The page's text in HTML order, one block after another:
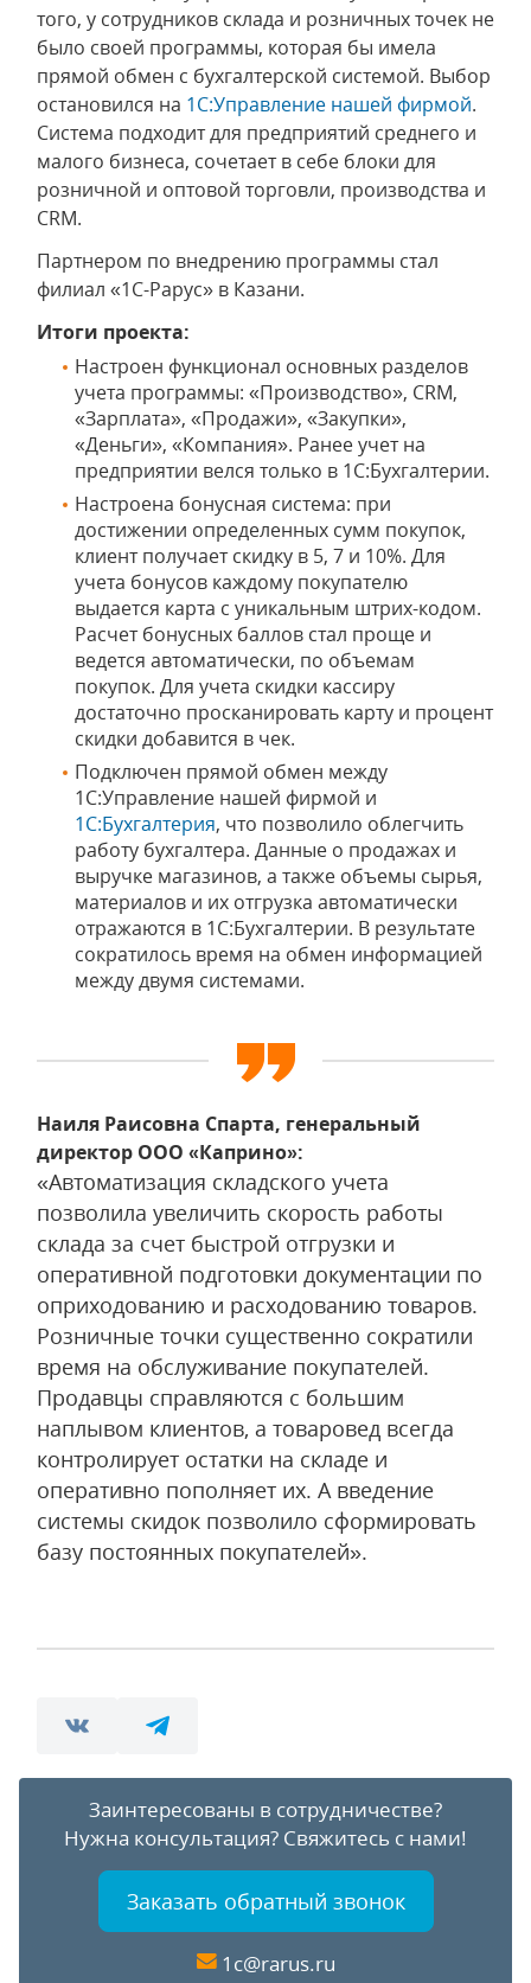
того, у сотрудников склада и розничных точек не
было своей программы, которая бы имела
прямой обмен с бухгалтерской системой. Выбор
остановился на 1С:Управление нашей фирмой.
Система подходит для предприятий среднего и
малого бизнеса, сочетает в себе блоки для
розничной и оптовой торговли, производства и
CRM.
Партнером по внедрению программы стал
филиал «1С-Рарус» в Казани.
Итоги проекта:
Настроен функционал основных разделов
учета программы: «Производство», CRM,
«Зарплата», «Продажи», «Закупки»,
«Деньги», «Компания». Ранее учет на
предприятии велся только в 1С:Бухгалтерии.
Настроена бонусная система: при
достижении определенных сумм покупок,
клиент получает скидку в 5, 7 и 10%. Для
учета бонусов каждому покупателю
выдается карта с уникальным штрих-кодом.
Расчет бонусных баллов стал проще и
ведется автоматически, по объемам
покупок. Для учета скидки кассиру
достаточно просканировать карту и процент
скидки добавится в чек.
Подключен прямой обмен между
1С:Управление нашей фирмой и
1С:Бухгалтерия, что позволило облегчить
работу бухгалтера. Данные о продажах и
выручке магазинов, а также объемы сырья,
материалов и их отгрузка автоматически
отражаются в 1С:Бухгалтерии. В результате
сократилось время на обмен информацией
между двумя системами.
Наиля Раисовна Спарта, генеральный
директор ООО «Каприно»:
«Автоматизация складского учета
позволила увеличить скорость работы
склада за счет быстрой отгрузки и
оперативной подготовки документации по
оприходованию и расходованию товаров.
Розничные точки существенно сократили
время на обслуживание покупателей.
Продавцы справляются с большим
наплывом клиентов, а товаровед всегда
контролирует остатки на складе и
оперативно пополняет их. А введение
системы скидок позволило сформировать
базу постоянных покупателей».
Заинтересованы в сотрудничестве?
Нужна консультация? Свяжитесь с нами!
Заказать обратный звонок
1c@rarus.ru